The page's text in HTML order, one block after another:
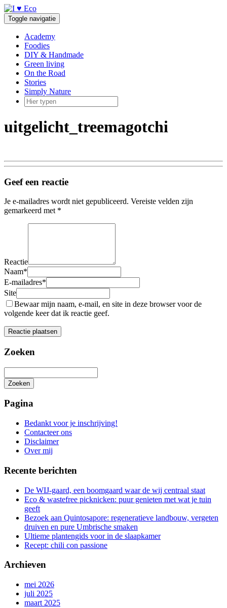
Doorgaan
naar
inhoud
Toggle navigatie
Academy
Foodies
DIY & Handmade
Green living
On the Road
Stories
Simply Nature
uitgelicht_treemagotchi
Geef een reactie
Je e-mailadres wordt niet gepubliceerd. Vereiste velden zijn
gemarkeerd met *
Reactie
Naam*
E-mailadres*
Site
Bewaar mijn naam, e-mail, en site in deze browser voor de
volgende keer dat ik reactie geef.
Zoeken
Zoeken
zoeken
Pagina
Bedankt voor je inschrijving!
Contacteer ons
Disclaimer
Over mij
Recente berichten
De WIJ-gaard, een boomgaard waar de wij centraal staat
Eco & wastefree picknicken: puur genieten met wat je tuin
geeft
Bezoek aan Quintosapore: regeneratieve landbouw, vergeten
druiven en pure Umbrische smaken
Ultieme plantengids voor in de slaapkamer
Recept: chili con passione
Archieven
mei 2026
juli 2025
maart 2025